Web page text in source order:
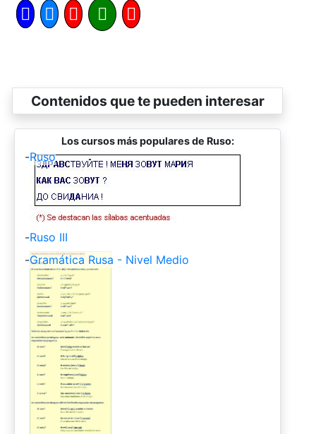
Contenidos que te pueden interesar
Los cursos más populares de Ruso:
-Ruso
-Ruso III
-Gramática Rusa - Nivel Medio